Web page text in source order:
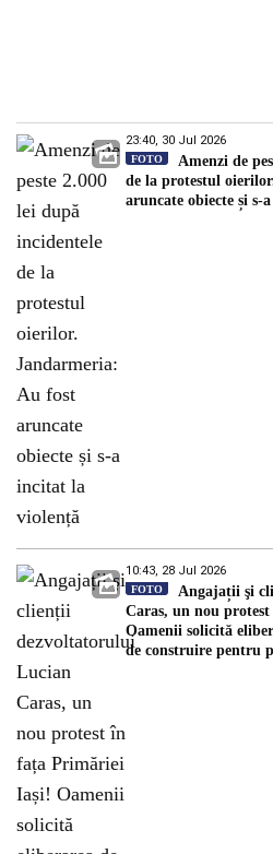
23:40, 30 Jul 2026
FOTO
Amenzi de
de la protestul
aruncate obiecte și
10:43, 28 Jul 2026
FOTO
Angajații şi
Caras, un nou
Oamenii solicită
de construire pentru